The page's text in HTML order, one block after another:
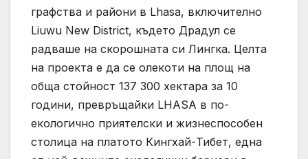
графства и райони в Lhasa, включително
Liuwu New District, където Драдул се
радваше на скорошната си Лингка. Целта
на проекта е да се олекоти на площ на
обща стойност 137 300 хектара за 10
години, превръщайки LHASA в по-
екологично приятелски и жизнеспособен
столица на платото Кингхай-Тибет, една